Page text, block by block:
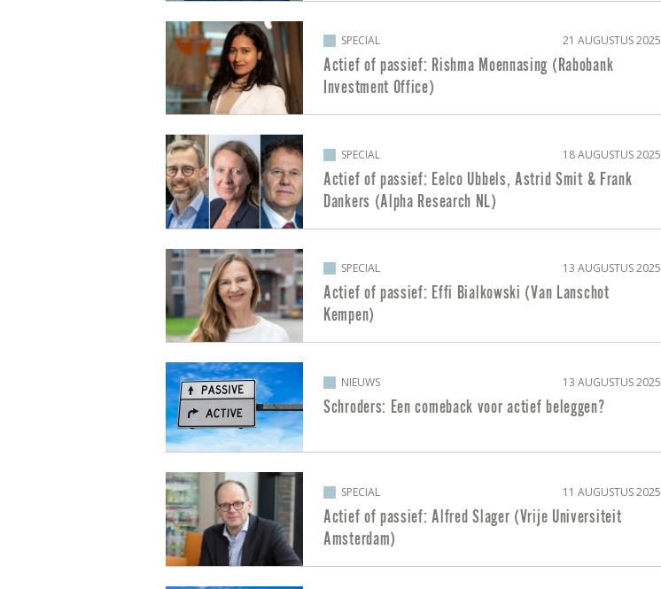
SPECIAL 21 AUGUSTUS 2025
Actief of passief: Rishma Moennasing (Rabobank
Investment Office)
SPECIAL 18 AUGUSTUS 2025
Actief of passief: Eelco Ubbels, Astrid Smit & Frank
Dankers (Alpha Research NL)
SPECIAL 13 AUGUSTUS 2025
Actief of passief: Effi Bialkowski (Van Lanschot
Kempen)
NIEUWS 13 AUGUSTUS 2025
Schroders: Een comeback voor actief beleggen?
SPECIAL 11 AUGUSTUS 2025
Actief of passief: Alfred Slager (Vrije Universiteit
Amsterdam)